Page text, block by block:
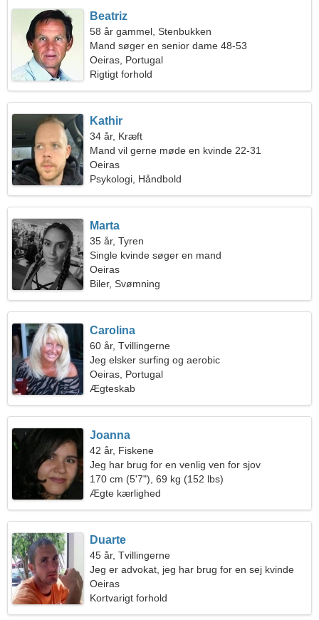
Beatriz
58 år gammel, Stenbukken
Mand søger en senior dame 48-53
Oeiras, Portugal
Rigtigt forhold
Kathir
34 år, Kræft
Mand vil gerne møde en kvinde 22-31
Oeiras
Psykologi, Håndbold
Marta
35 år, Tyren
Single kvinde søger en mand
Oeiras
Biler, Svømning
Carolina
60 år, Tvillingerne
Jeg elsker surfing og aerobic
Oeiras, Portugal
Ægteskab
Joanna
42 år, Fiskene
Jeg har brug for en venlig ven for sjov
170 cm (5'7"), 69 kg (152 lbs)
Ægte kærlighed
Duarte
45 år, Tvillingerne
Jeg er advokat, jeg har brug for en sej kvinde
Oeiras
Kortvarigt forhold